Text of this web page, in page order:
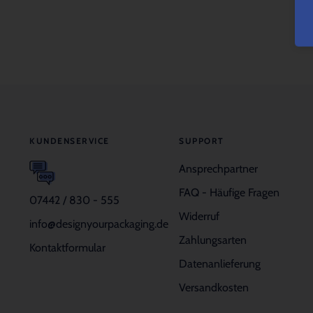
KUNDENSERVICE
07442 / 830 - 555
info@designyourpackaging.de
Kontaktformular
SUPPORT
Ansprechpartner
FAQ - Häufige Fragen
Widerruf
Zahlungsarten
Datenanlieferung
Versandkosten